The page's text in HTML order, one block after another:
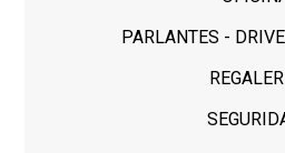
PARLANTES -